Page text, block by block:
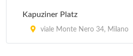
Kapuziner Platz
viale Monte Nero 34, Milano